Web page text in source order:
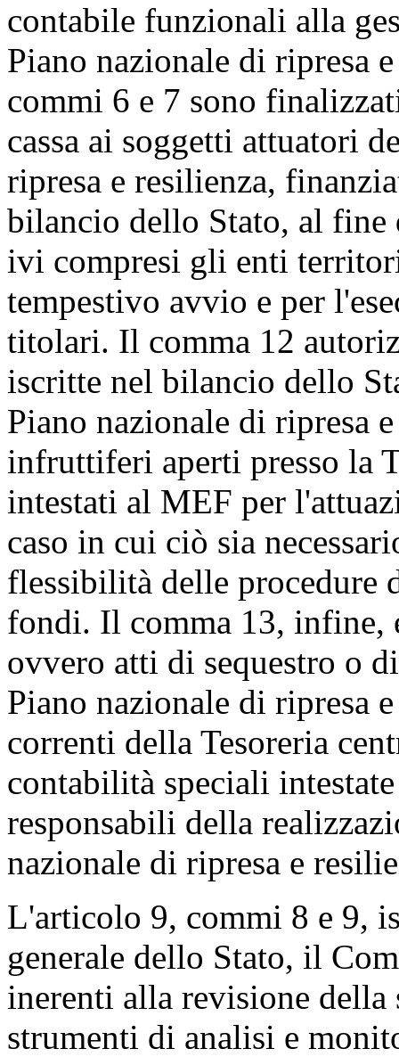
contabile funzionali alla
Piano nazionale di ripresa
commi 6 e 7 sono
cassa ai soggetti attuatori
ripresa e resilienza,
bilancio dello Stato, al fine
ivi compresi gli enti
tempestivo avvio e per
titolari. Il comma 12
iscritte nel bilancio dello
Piano nazionale di ripresa
infruttiferi aperti presso la
intestati al MEF per
caso in cui ciò sia
flessibilità delle procedure
fondi. Il comma 13, infine,
ovvero atti di sequestro o
Piano nazionale di ripresa
correnti della Tesoreria
contabilità speciali
responsabili della
nazionale di ripresa e
L'articolo 9, commi 8 e 9,
generale dello Stato, il
inerenti alla revisione
strumenti di analisi e